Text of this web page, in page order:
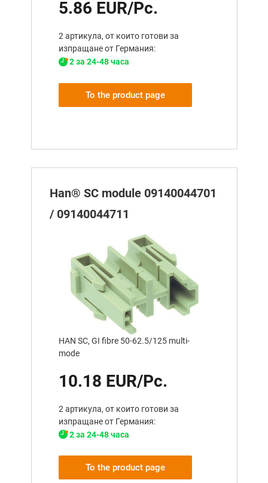
5.86 EUR/Pc.
2 артикула, от които готови за
изпращане от Германия:
2 за 24-48 часа
To the product page
Han® SC module 09140044701
/ 09140044711
HAN SC, GI fibre 50-62.5/125 multi-
mode
10.18 EUR/Pc.
2 артикула, от които готови за
изпращане от Германия:
2 за 24-48 часа
To the product page